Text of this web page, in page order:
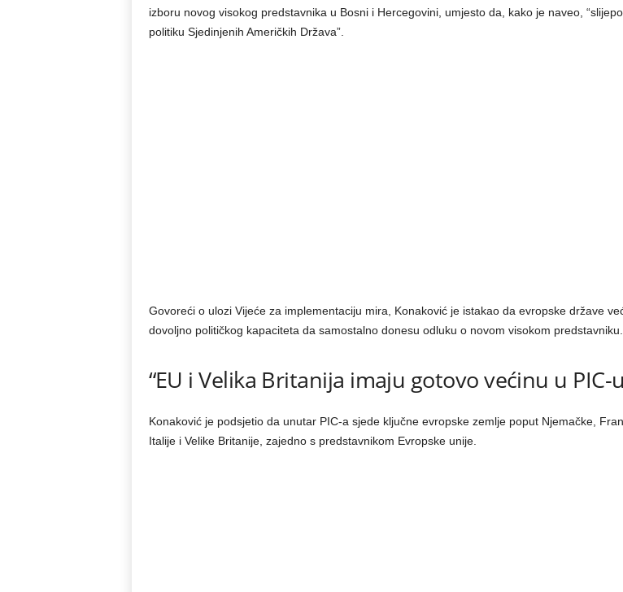
izboru novog visokog predstavnika u Bosni i Hercegovini, umjesto da, kako je naveo,
politiku Sjedinjenih Američkih Država”.
Govoreći o ulozi Vijeće za implementaciju mira, Konaković je istakao da evropske države
dovoljno političkog kapaciteta da samostalno donesu odluku o novom visokom predstavniku.
“EU i Velika Britanija imaju gotovo većinu u PIC-
Konaković je podsjetio da unutar PIC-a sjede ključne evropske zemlje poput Njemačke,
Italije i Velike Britanije, zajedno s predstavnikom Evropske unije.